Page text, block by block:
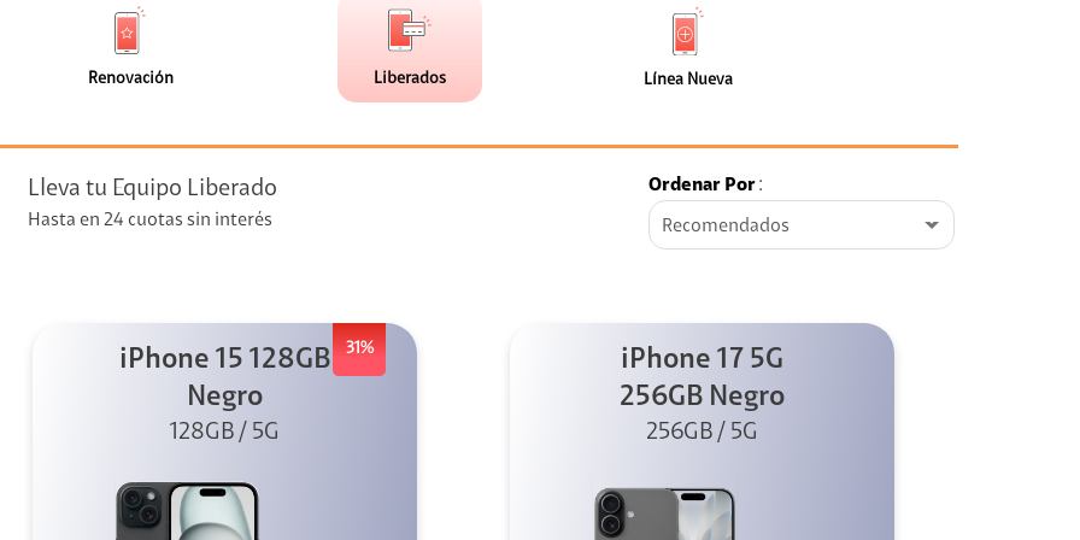
+ Telefonía
streaming
de
faceta
Renovación
(0)
faceta
Liberados
de
faceta
Línea Nueva
Nueva
(0)
Lleva tu Equipo Liberado
Hasta en 24 cuotas sin interés
Ordenar Por:
Recomendados
31%
iPhone 15 128GB
Negro
128GB / 5G
iPhone 17 5G
256GB Negro
256GB / 5G